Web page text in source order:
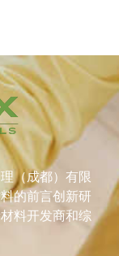
（成都）有限
的前言创新研
料开发商和综